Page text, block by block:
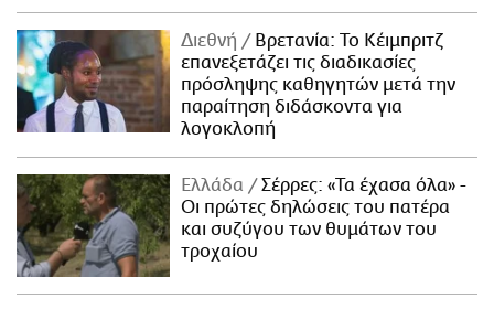
Διεθνή
Βρετανία: Το Κέιμπριτζ
επανεξετάζει τις διαδικασίες
πρόσληψης καθηγητών μετά την
παραίτηση διδάσκοντα για
λογοκλοπή
Ελλάδα
Σέρρες: «Τα έχασα όλα» -
Οι πρώτες δηλώσεις του πατέρα
και συζύγου των θυμάτων του
τροχαίου